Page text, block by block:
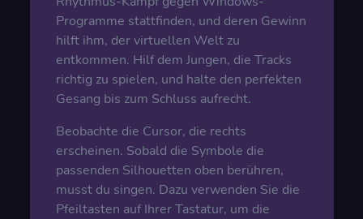
Programme stattfinden, und deren Gewinn
hilft ihm, der virtuellen Welt zu
entkommen. Hilf dem Jungen, die Tracks
richtig zu spielen, und halte den perfekten
Gesang bis zum Schluss aufrecht.
Beobachte die Cursor, die rechts
erscheinen. Sobald die Symbole die
passenden Silhouetten oben berühren,
musst du singen. Dazu verwenden Sie die
Pfeiltasten auf Ihrer Tastatur, um die